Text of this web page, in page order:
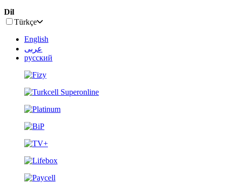
Dil
Türkçe
English
عربى
русский